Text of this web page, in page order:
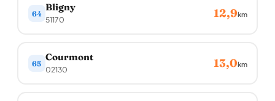
64
Bligny
51170 12,9km
65
Courmont
02130 13,0km